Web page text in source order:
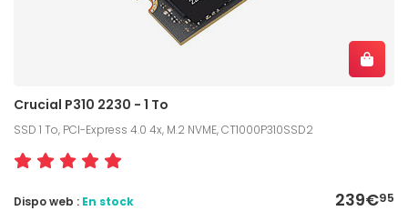
Crucial P310 2230 - 1 To
SSD 1 To, PCI-Express 4.0 4x, M.2 NVME, CT1000P310SSD2
239€95
Dispo web : En stock